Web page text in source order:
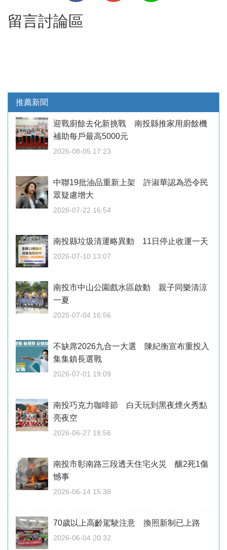
留言討論區
推薦新聞
迎戰廚餘去化新挑戰 南投縣推家用廚餘機
補助每戶最高5000元
2026-08-05 17:23
中聯19批油品重新上架 許淑華認為恐令民
眾疑慮增大
2026-07-22 16:54
南投縣垃圾清運略異動 11日停止收運一天
2026-07-10 13:07
南投市中山公園戲水區啟動 親子同樂清涼
一夏
2026-07-04 16:56
不缺席2026九合一大選 陳紀衡宣布重投入
集集鎮長選戰
2026-07-01 19:09
南投巧克力咖啡節 白天玩到黑夜煙火秀點
亮夜空
2026-06-27 18:56
南投市彰南路三段透天住宅火災 釀2死1傷
憾事
2026-06-14 15:38
70歲以上高齡駕駛注意 換照新制已上路
2026-06-04 20:32